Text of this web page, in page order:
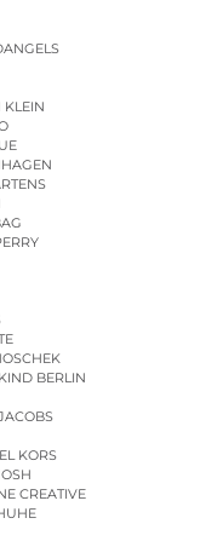
KLEIN
BERLIN
KORS
CREATIVE